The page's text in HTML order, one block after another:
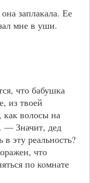
заплакала. Ее
мне в уши.
что бабушка
из твоей
как волосы на
— Значит, дед
эту реальность?
что
по комнате